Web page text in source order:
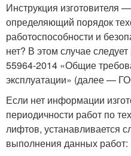
Инструкция изготовителя
определяющий порядок
работоспособности и
нет? В этом случае
55964-2014 «Общие
эксплуатации» (далее —
Если нет информации
периодичности работ по
лифтов, устанавливается
выполнения данных работ: